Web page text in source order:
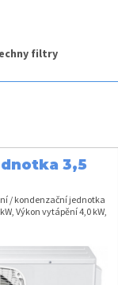
filtry
3,5
/ kondenzační jednotka
Výkon vytápění 4,0 kW,